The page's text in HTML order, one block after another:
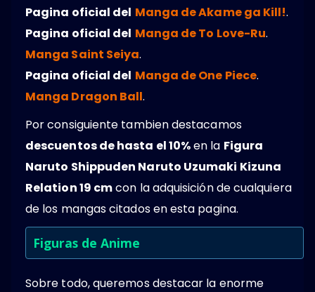
Pagina oficial del Manga de Akame ga Kill!.
Pagina oficial del Manga de To Love-Ru.
Manga Saint Seiya.
Pagina oficial del Manga de One Piece.
Manga Dragon Ball.
Por consiguiente tambien destacamos
descuentos de hasta el 10%en la Figura
Naruto Shippuden Naruto Uzumaki Kizuna
Relation 19 cmcon la adquisición de cualquiera
de los mangas citados en esta pagina.
Figuras de Anime
Sobre todo, queremos destacar la enorme